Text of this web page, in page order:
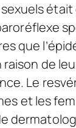
était
que
de
Le
et les